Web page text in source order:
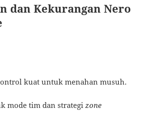
dan Kekurangan Nero
kuat untuk menahan musuh.
mode tim dan strategizone